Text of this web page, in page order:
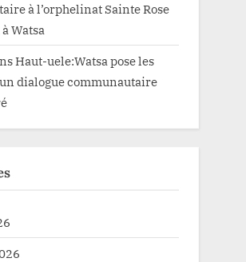
à l’orphelinat Sainte Rose
Watsa
Haut-uele:Watsa pose les
dialogue communautaire